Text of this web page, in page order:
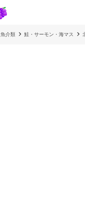
魚介類 鮭・サーモン・海マス